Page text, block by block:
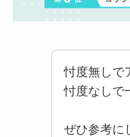
忖度無しで
忖度なしで
ぜひ参考に